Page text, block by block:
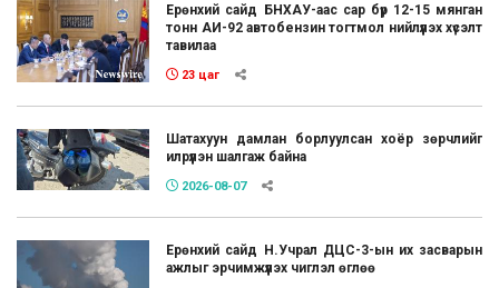
Ерөнхий сайд БНХАУ-аас сар бүр 12-15 мянган
тонн АИ-92 автобензин тогтмол нийлүүлэх хүсэлт
тавилаа
23 цаг
Шатахуун дамлан борлуулсан хоёр зөрчлийг
илрүүлэн шалгаж байна
2026-08-07
Ерөнхий сайд Н.Учрал ДЦС-3-ын их засварын
ажлыг эрчимжүүлэх чиглэл өглөө